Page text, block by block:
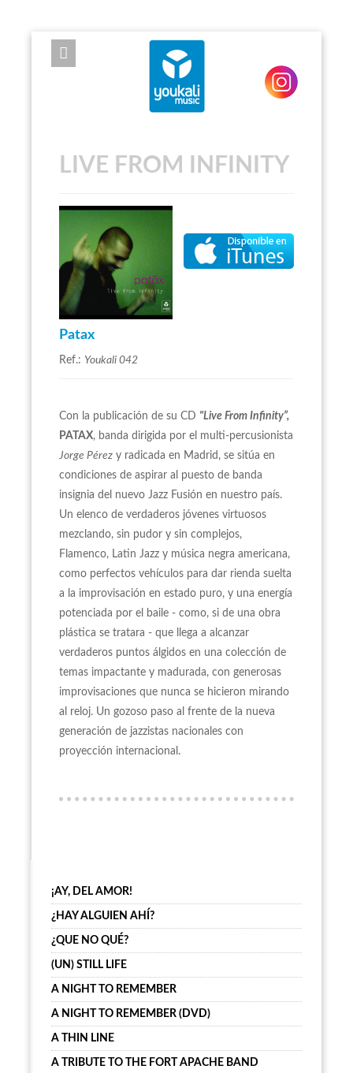
EXPOSE FRAMEWORK FOR JOOMLA 2.5 AND 3.0+
LIVE FROM INFINITY
Patax
Ref.: Youkali 042
Con la publicación de su CD "Live From Infinity”,
PATAX, banda dirigida por el multi-percusionista
Jorge Pérez y radicada en Madrid, se sitúa en
condiciones de aspirar al puesto de banda
insignia del nuevo Jazz Fusión en nuestro país.
Un elenco de verdaderos jóvenes virtuosos
mezclando, sin pudor y sin complejos,
Flamenco, Latin Jazz y música negra americana,
como perfectos vehículos para dar rienda suelta
a la improvisación en estado puro, y una energía
potenciada por el baile - como, si de una obra
plástica se tratara - que llega a alcanzar
verdaderos puntos álgidos en una colección de
temas impactante y madurada, con generosas
improvisaciones que nunca se hicieron mirando
al reloj. Un gozoso paso al frente de la nueva
generación de jazzistas nacionales con
proyección internacional.
¡AY, DEL AMOR!
¿HAY ALGUIEN AHÍ?
¿QUE NO QUÉ?
(UN) STILL LIFE
A NIGHT TO REMEMBER
A NIGHT TO REMEMBER (DVD)
A THIN LINE
A TRIBUTE TO THE FORT APACHE BAND